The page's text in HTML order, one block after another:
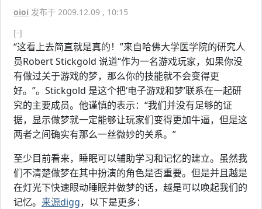
oioi 发布于 2009.12.09 , 10:15
[-]
“这看上去简直就是真的！”来自哈佛大学医学院的研究人
员Robert Stickgold 说道“作为一名游戏玩家，如果你没
有做过关于游戏的梦，那么你的技能就不会变得更
好。”。Stickgold 是这个把‘电子游戏和梦’联系在一起研
究的主要成员。他谨慎的表示：“我们并没有足够的证
据，显示做梦就一定能够让玩家们变得更加牛逼，但是这
两者之间确实有那么一丝微妙的关系。”
至少目前看来，睡眠可以辅助学习和记忆的建立。虽然我
们不清楚做梦在其中扮演的角色是否重要。但是并且越是
在灯光下快速眼动睡眠并做梦的话，越是可以唤起我们的
记忆。 来源digg，以下是更多：